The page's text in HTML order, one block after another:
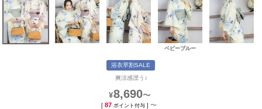
ベビーブルー
浴衣早割SALE
爽涼感漂う♪
¥8,690〜
[ 87 ポイント付与 ] 〜